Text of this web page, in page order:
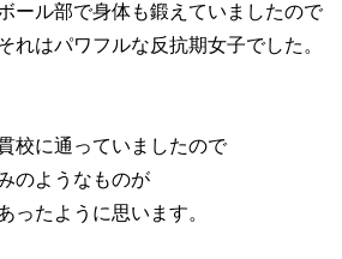
ール部で身体も鍛えていましたので
れはパワフルな反抗期女子でした。
校に通っていましたので
のようなものが
ったように思います。